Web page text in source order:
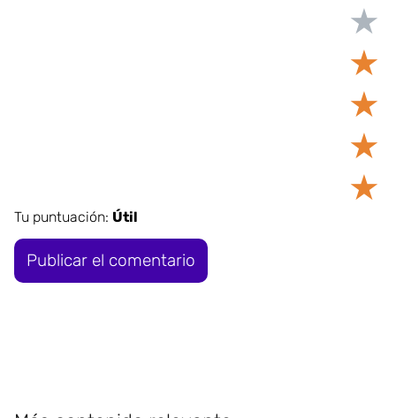
★
★
★
★
★
Tu puntuación: Útil